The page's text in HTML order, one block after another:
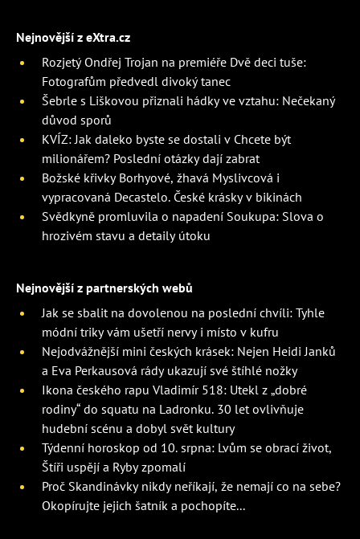
Nejnovější z eXtra.cz
Rozjetý Ondřej Trojan na premiéře Dvě deci tuše:
Fotografům předvedl divoký tanec
Šebrle s Liškovou přiznali hádky ve vztahu: Nečekaný
důvod sporů
KVÍZ: Jak daleko byste se dostali v Chcete být
milionářem? Poslední otázky dají zabrat
Božské křivky Borhyové, žhavá Myslivcová i
vypracovaná Decastelo. České krásky v bikinách
Svědkyně promluvila o napadení Soukupa: Slova o
hrozivém stavu a detaily útoku
Nejnovější z partnerských webů
Jak se sbalit na dovolenou na poslední chvíli: Tyhle
módní triky vám ušetří nervy i místo v kufru
Nejodvážnější mini českých krásek: Nejen Heidi Janků
a Eva Perkausová rády ukazují své štíhlé nožky
Ikona českého rapu Vladimír 518: Utekl z „dobré
rodiny“ do squatu na Ladronku. 30 let ovlivňuje
hudební scénu a dobyl svět kultury
Týdenní horoskop od 10. srpna: Lvům se obrací život,
Štíři uspějí a Ryby zpomalí
Proč Skandinávky nikdy neříkají, že nemají co na sebe?
Okopírujte jejich šatník a pochopíte...